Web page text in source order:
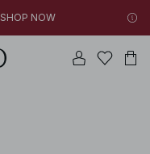
NOW
NOW